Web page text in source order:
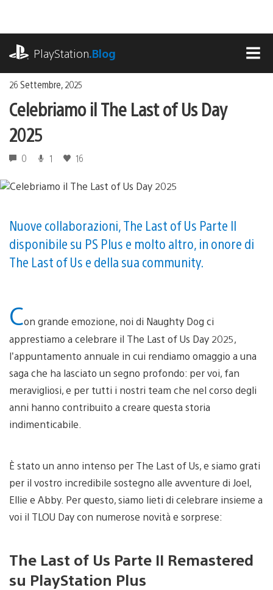
contenuto
PlayStation.Blog
26 Settembre, 2025
Celebriamo il The Last of Us Day
2025
0 1 16
Nuove collaborazioni, The Last of Us Parte II
disponibile su PS Plus e molto altro, in onore di
The Last of Us e della sua community.
Con grande emozione, noi di Naughty Dog ci
apprestiamo a celebrare il The Last of Us Day 2025,
l’appuntamento annuale in cui rendiamo omaggio a una
saga che ha lasciato un segno profondo: per voi, fan
meravigliosi, e per tutti i nostri team che nel corso degli
anni hanno contribuito a creare questa storia
indimenticabile.
È stato un anno intenso per The Last of Us, e siamo grati
per il vostro incredibile sostegno alle avventure di Joel,
Ellie e Abby. Per questo, siamo lieti di celebrare insieme a
voi il TLOU Day con numerose novità e sorprese:
The Last of Us Parte II Remastered
su PlayStation Plus